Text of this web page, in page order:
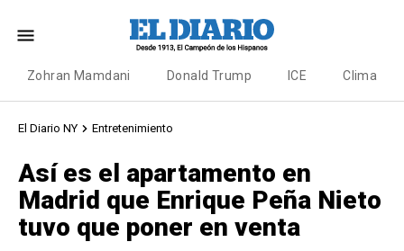
Zohran Mamdani Donald Trump ICE Clima
El Diario NY Entretenimiento
Así es el apartamento en
Madrid que Enrique Peña Nieto
tuvo que poner en venta